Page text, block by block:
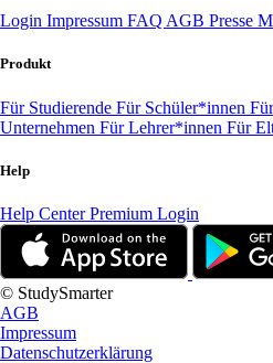
Login Impressum FAQ AGB Presse
Produkt
Für Studierende Für Schüler*innen
Unternehmen Für Lehrer*innen Für
Help
Help CenterPremium Login
© StudySmarter
AGB
Impressum
Datenschutzerklärung